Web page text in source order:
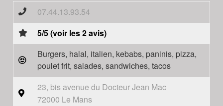
07.44.13.93.54
5/5 (voir les 2 avis)
Burgers, halal, italien, kebabs, paninis, pizza,
poulet frit, salades, sandwiches, tacos
23, bis avenue du Docteur Jean Mac
72000 Le Mans